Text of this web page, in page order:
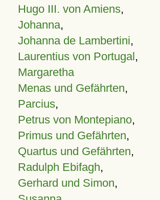
Hugo III. von Amiens,
Johanna,
Johanna de Lambertini,
Laurentius von Portugal,
Margaretha
Menas und Gefährten,
Parcius,
Petrus von Montepiano,
Primus und Gefährten,
Quartus und Gefährten,
Radulph Ebifagh,
Gerhard und Simon,